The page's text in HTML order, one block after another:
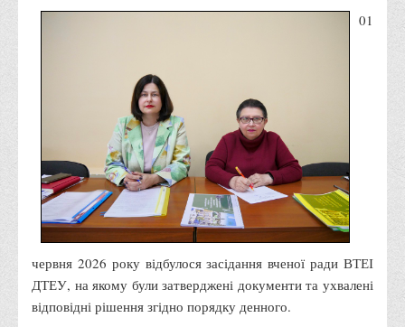
Міжнародні проєкти
Корисні посилання
Навчально-методичний
З організації виховної та культурно-мистецької роботи
студентів
Технічних засобів навчання
Центри
Розвитку кар’єри
01
червня 2026 року відбулося засідання вченої ради ВТЕІ
ДТЕУ, на якому були затверджені документи та ухвалені
відповідні рішення згідно порядку денного.